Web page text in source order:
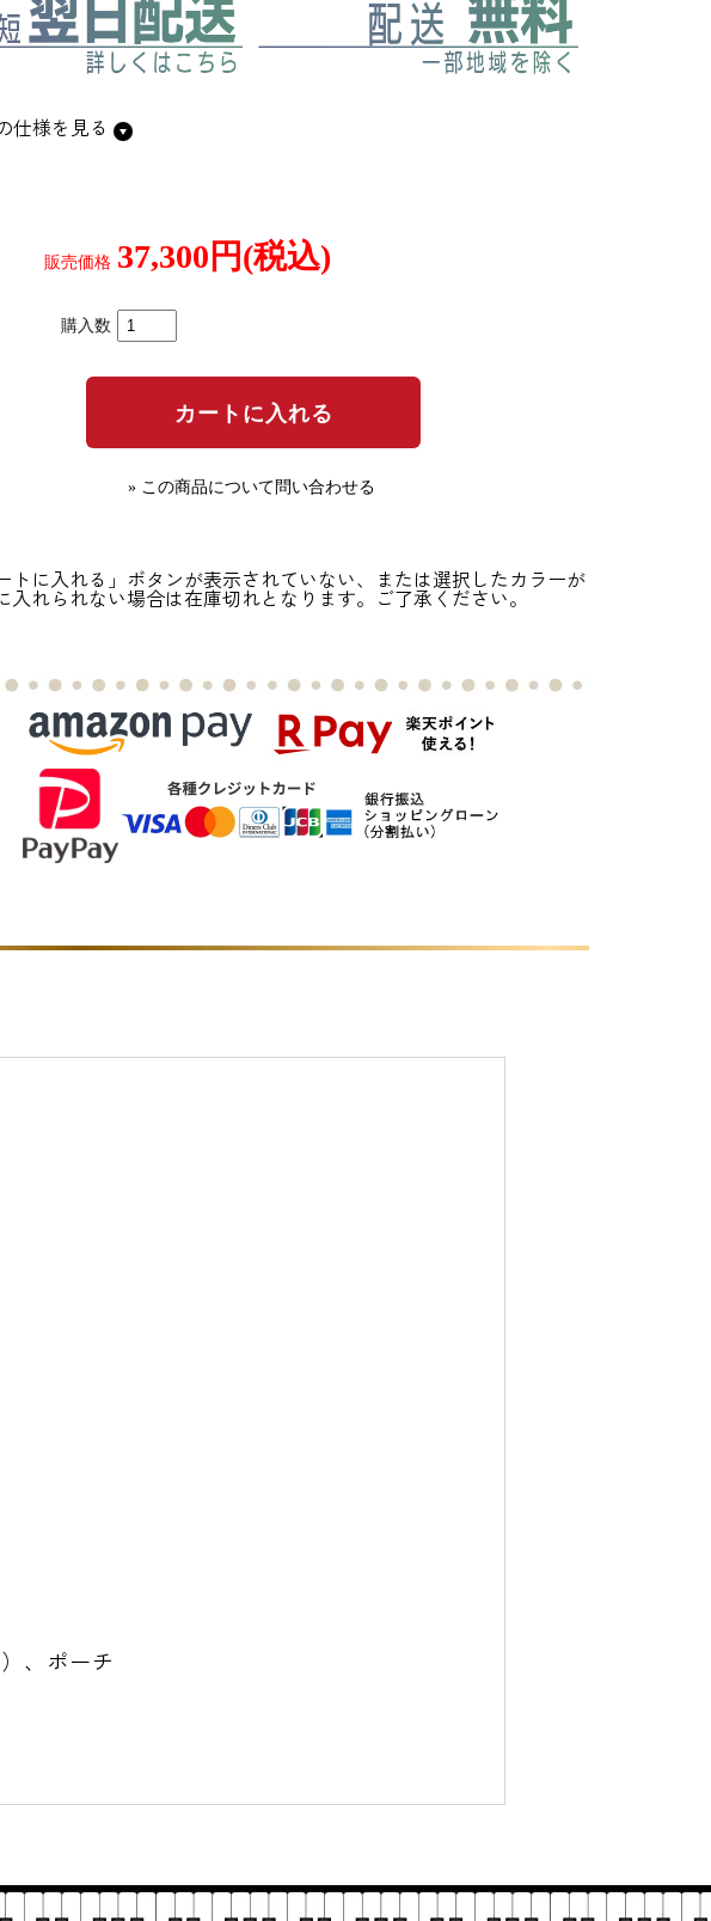
仕様を見る
販売価格 37,300円(税込)
購入数
» この商品について問い合わせる
トに入れる」ボタンが表示されていない、または選択したカラーが
入れられない場合は在庫切れとなります。ご了承ください。
、ポーチ